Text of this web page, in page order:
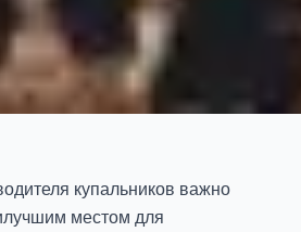
Производство
купальников важно
местом для